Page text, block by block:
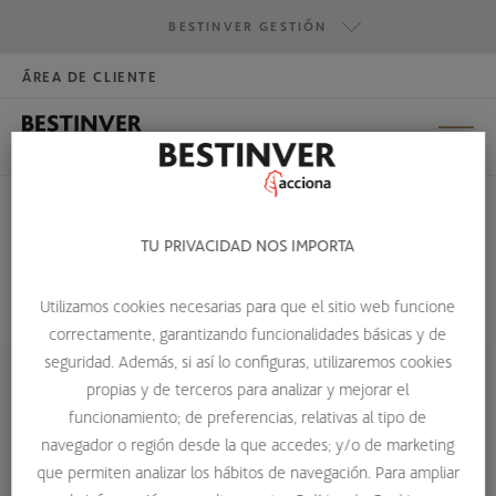
BESTINVER GESTIÓN
BESTINVER SECURITIES
BESTINVER ACTIVOS INMOBILIARIOS
ÁREA DE CLIENTE
IIC NO ARMONIZADAS (NON-UCITS)
HOME
GLOSARIO DE TÉRMINOS
IIC NO ARMONIZADAS (NON-UCITS)
IIC no armonizadas (non-UCITS)
Las IIC no armonizadas (non-UCITS) son sociedades y
TU PRIVACIDAD NOS IMPORTA
Utilizamos cookies necesarias para que el sitio web funcione
correctamente, garantizando funcionalidades básicas y de
seguridad. Además, si así lo configuras, utilizaremos cookies
propias y de terceros para analizar y mejorar el
funcionamiento; de preferencias, relativas al tipo de
navegador o región desde la que accedes; y/o de marketing
que permiten analizar los hábitos de navegación. Para ampliar